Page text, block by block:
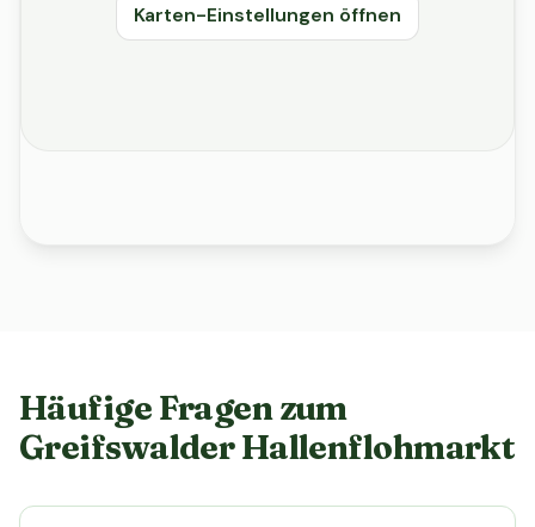
Karten-Einstellungen öffnen
Häufige Fragen zum
Greifswalder Hallenflohmarkt